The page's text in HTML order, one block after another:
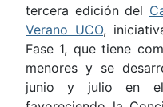
tercera edición del
Verano UCO,
Fase 1, que tiene
menores y se
junio y julio en el